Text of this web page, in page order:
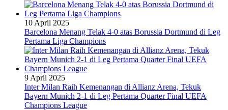
10 April 2025
Barcelona Menang Telak 4-0 atas Borussia Dortmund di Leg
Pertama Liga Champions
9 April 2025
Inter Milan Raih Kemenangan di Allianz Arena, Tekuk
Bayern Munich 2-1 di Leg Pertama Quarter Final UEFA
Champions League